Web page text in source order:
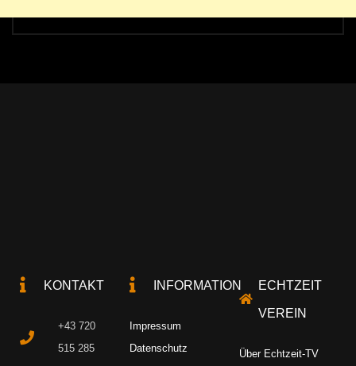
KONTAKT
+43 720
515 285
INFORMATION
Impressum
Datenschutz
ECHTZEIT
VEREIN
Über Echtzeit-TV